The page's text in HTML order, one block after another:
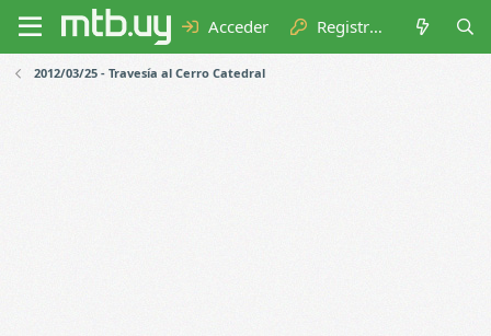
Acceder Registrarse
2012/03/25 - Travesía al Cerro Catedral